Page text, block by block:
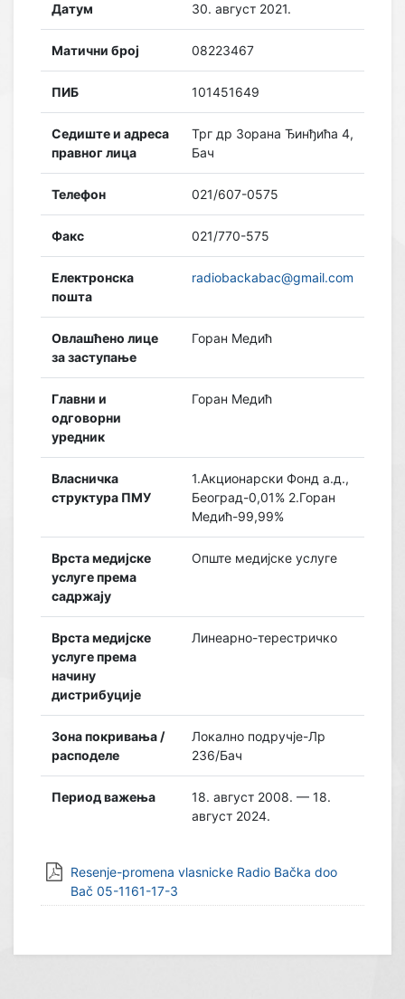
Датум 30. август 2021.
Матични број 08223467
ПИБ 101451649
Седиште и адреса
правног лица
Трг др Зорана Ђинђића 4,
Бач
Телефон 021/607-0575
Факс 021/770-575
Електронска
пошта
radiobackabac@gmail.com
Овлашћено лице
за заступање
Горан Медић
Главни и
одговорни
уредник
Горан Медић
Власничка
структура ПМУ
1.Акционарски Фонд а.д.,
Београд-0,01% 2.Горан
Медић-99,99%
Врста медијске
услуге према
садржају
Опште медијске услуге
Врста медијске
услуге према
начину
дистрибуције
Линеарно-терестричко
Зона покривања /
расподеле
Локално подручје-Лр
236/Бач
Период важења
18. август 2008. — 18.
август 2024.
Resenje-promena vlasnicke Radio Bačka doo
Bač 05-1161-17-3